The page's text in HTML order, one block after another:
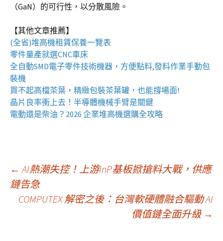
（GaN）的可行性，以分散風險。
【其他文章推薦】
(全省)堆高機租賃保養一覽表
零件量產就選CNC車床
全自動SMD電子零件技術機器 ，方便點料,發料作業手動包
裝機
買不起高檔茶葉，精緻包裝茶葉罐 ，也能撐場面!
晶片良率衝上去！ 半導體機械手臂是關鍵
電動還是柴油？2026 企業堆高機選購全攻略
文
章
← AI熱潮失控！上游InP基板掀搶料大戰，供應
鏈告急
COMPUTEX 解密之後：台灣軟硬體融合驅動 AI
價值鏈全面升級 →